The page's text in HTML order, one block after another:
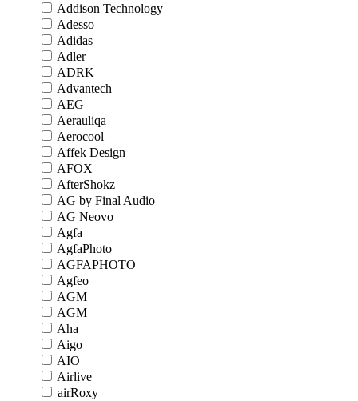
Addison Technology
Adesso
Adidas
Adler
ADRK
Advantech
AEG
Aerauliqa
Aerocool
Affek Design
AFOX
AfterShokz
AG by Final Audio
AG Neovo
Agfa
AgfaPhoto
AGFAPHOTO
Agfeo
AGM
AGM
Aha
Aigo
AIO
Airlive
airRoxy